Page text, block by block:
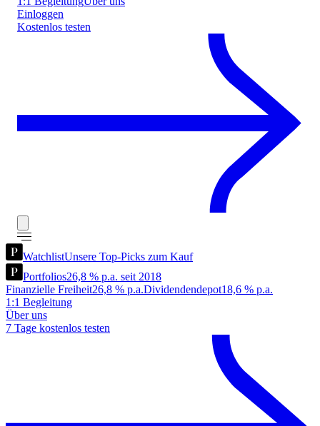
Einloggen
Kostenlos testen
WatchlistUnsere Top-Picks zum Kauf
Portfolios26,8 % p.a. seit 2018
Finanzielle Freiheit26,8 % p.a.Dividendendepot18,6 % p.a.
1:1 Begleitung
Über uns
7 Tage kostenlos testen